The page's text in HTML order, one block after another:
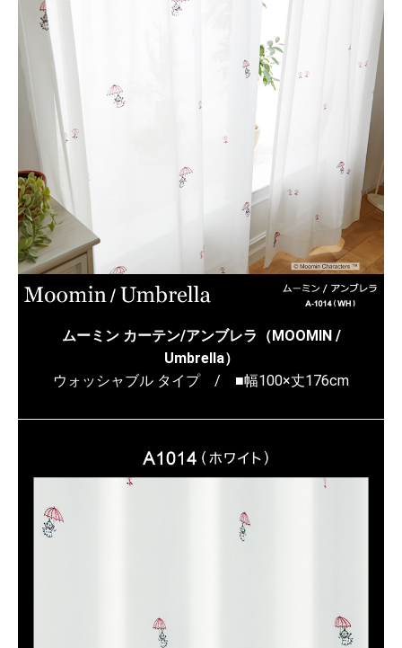
ムーミン カーテン/アンブレラ（MOOMIN /
Umbrella）
ウォッシャブル タイプ / ■幅100×丈176cm